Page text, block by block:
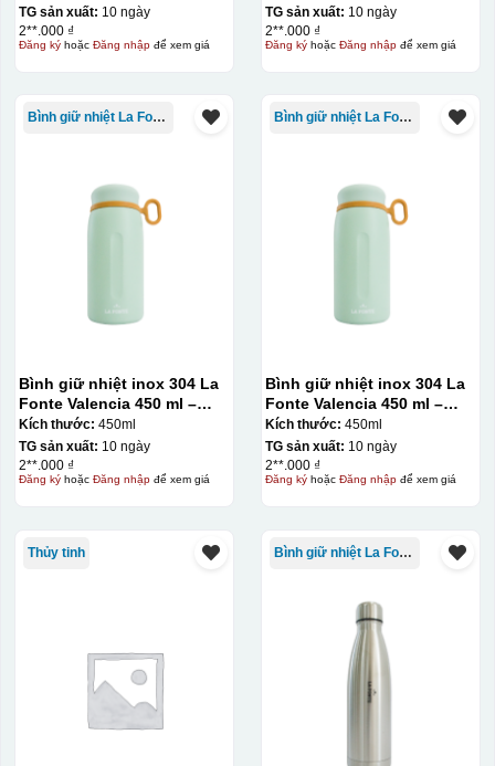
TG sản xuất: 10 ngày
2**.000 ₫
Đăng kýhoặc Đăng nhậpđể xem giá
TG sản xuất: 10 ngày
2**.000 ₫
Đăng kýhoặc Đăng nhậpđể xem giá
Bình giữ nhiệt La Fonte
Bình giữ nhiệt inox 304 La
Fonte Valencia 450 ml –
012355
Kích thước: 450ml
TG sản xuất: 10 ngày
2**.000 ₫
Đăng kýhoặc Đăng nhậpđể xem giá
Bình giữ nhiệt La Fonte
Bình giữ nhiệt inox 304 La
Fonte Valencia 450 ml –
012355
Kích thước: 450ml
TG sản xuất: 10 ngày
2**.000 ₫
Đăng kýhoặc Đăng nhậpđể xem giá
Thủy tinh Bình giữ nhiệt La Fonte